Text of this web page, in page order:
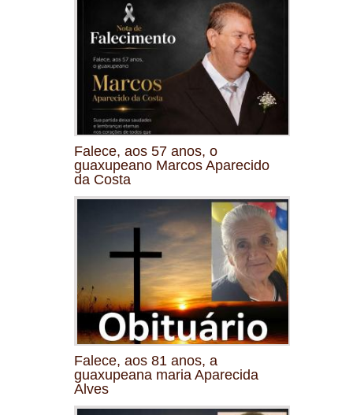
Falece, aos 57 anos, o
guaxupeano Marcos Aparecido
da Costa
Falece, aos 81 anos, a
guaxupeana maria Aparecida
Alves